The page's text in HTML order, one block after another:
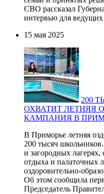
СВО рассказал
интервью для ведущих
15 мая 2025
200
ОХВАТИТ ЛЕТНЯЯ
КАМПАНИЯ В
В Приморье летняя
200 тысяч
и загородных лагерях,
отдыха и палаточных
оздоровительно-
Об этом сообщила
Председатель